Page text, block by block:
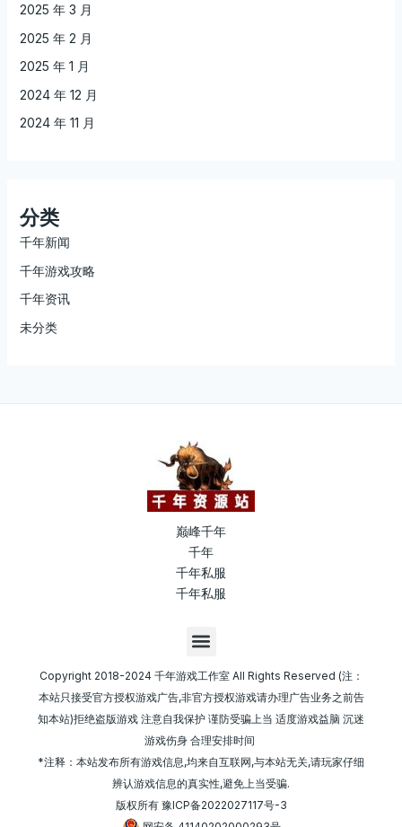
2025 年 3 月
2025 年 2 月
2025 年 1 月
2024 年 12 月
2024 年 11 月
分类
千年新闻
千年游戏攻略
千年资讯
未分类
巅峰千年
千年
千年私服
千年私服
M
e
n
u
Copyright 2018-2024 千年游戏工作室 All Rights Reserved (注：
本站只接受官方授权游戏广告,非官方授权游戏请办理广告业务之前告
知本站)拒绝盗版游戏 注意自我保护 谨防受骗上当 适度游戏益脑 沉迷
游戏伤身 合理安排时间
*注释：本站发布所有游戏信息,均来自互联网,与本站无关,请玩家仔细
辨认游戏信息的真实性,避免上当受骗.
版权所有 豫ICP备2022027117号-3